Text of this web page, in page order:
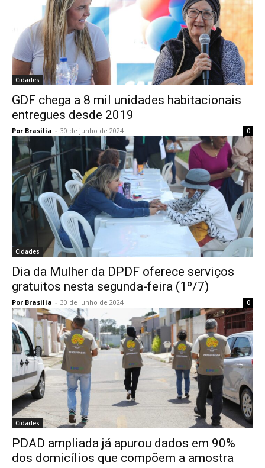
Cidades
GDF chega a 8 mil unidades habitacionais
entregues desde 2019
Por Brasilia - 30 de junho de 2024 0
Cidades
Dia da Mulher da DPDF oferece serviços
gratuitos nesta segunda-feira (1º/7)
Por Brasilia - 30 de junho de 2024 0
Cidades
PDAD ampliada já apurou dados em 90%
dos domicílios que compõem a amostra